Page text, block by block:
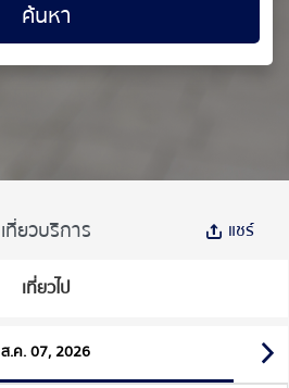
ค้นหา
เที่ยวบริการ แชร์
เที่ยวไป
ส.ค. 07, 2026